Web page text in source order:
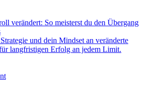
verändert: So meisterst du den Übergang
und dein Mindset an veränderte
langfristigen Erfolg an jedem Limit.